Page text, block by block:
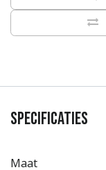
Specificaties
Maat